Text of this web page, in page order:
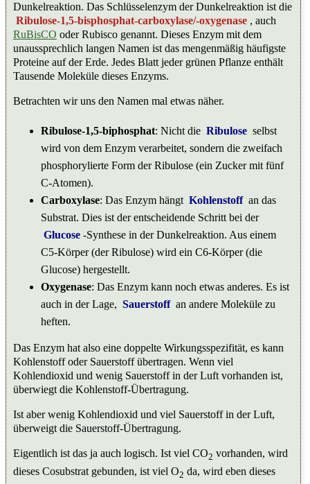
Dunkelreaktion. Das Schlüsselenzym der Dunkelreaktion ist die
Ribulose-1,5-bisphosphat-carboxylase/-oxygenase , auch
RuBisCO oder Rubisco genannt. Dieses Enzym mit dem
unaussprechlich langen Namen ist das mengenmäßig häufigste
Proteine auf der Erde. Jedes Blatt jeder grünen Pflanze enthält
Tausende Moleküle dieses Enzyms.
Betrachten wir uns den Namen mal etwas näher.
Ribulose-1,5-biphosphat: Nicht die Ribulose selbst
wird von dem Enzym verarbeitet, sondern die zweifach
phosphorylierte Form der Ribulose (ein Zucker mit fünf
C-Atomen).
Carboxylase: Das Enzym hängt Kohlenstoff an das
Substrat. Dies ist der entscheidende Schritt bei der
Glucose -Synthese in der Dunkelreaktion. Aus einem
C5-Körper (der Ribulose) wird ein C6-Körper (die
Glucose) hergestellt.
Oxygenase: Das Enzym kann noch etwas anderes. Es ist
auch in der Lage, Sauerstoff an andere Moleküle zu
heften.
Das Enzym hat also eine doppelte Wirkungsspezifität, es kann
Kohlenstoff oder Sauerstoff übertragen. Wenn viel
Kohlendioxid und wenig Sauerstoff in der Luft vorhanden ist,
überwiegt die Kohlenstoff-Übertragung.
Ist aber wenig Kohlendioxid und viel Sauerstoff in der Luft,
überweigt die Sauerstoff-Übertragung.
Eigentlich ist das ja auch logisch. Ist viel CO2 vorhanden, wird
dieses Cosubstrat gebunden, ist viel O2 da, wird eben dieses